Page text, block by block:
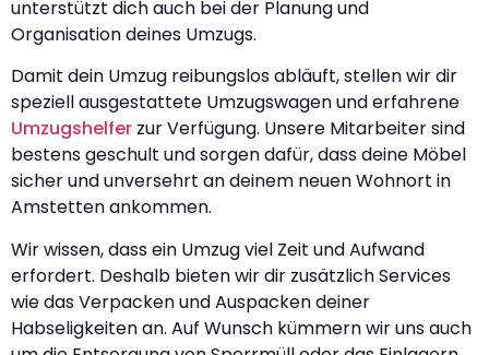
unterstützt dich auch bei der Planung und
Organisation deines Umzugs.
Damit dein Umzug reibungslos abläuft, stellen wir dir
speziell ausgestattete Umzugswagen und erfahrene
Umzugshelfer zur Verfügung. Unsere Mitarbeiter sind
bestens geschult und sorgen dafür, dass deine Möbel
sicher und unversehrt an deinem neuen Wohnort in
Amstetten ankommen.
Wir wissen, dass ein Umzug viel Zeit und Aufwand
erfordert. Deshalb bieten wir dir zusätzlich Services
wie das Verpacken und Auspacken deiner
Habseligkeiten an. Auf Wunsch kümmern wir uns auch